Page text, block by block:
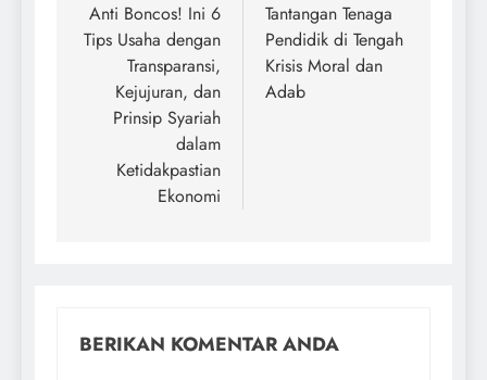
Anti Boncos! Ini 6
Tips Usaha dengan
Transparansi,
Kejujuran, dan
Prinsip Syariah
dalam
Ketidakpastian
Ekonomi
Tantangan Tenaga
Pendidik di Tengah
Krisis Moral dan
Adab
BERIKAN KOMENTAR ANDA